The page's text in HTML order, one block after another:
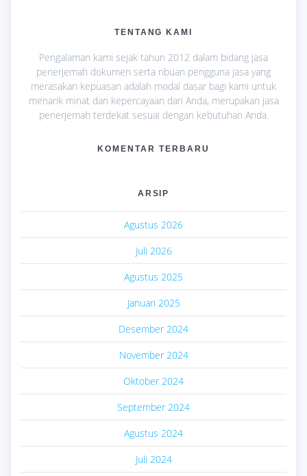
TENTANG KAMI
Pengalaman kami sejak tahun 2012 dalam bidang jasa
penerjemah dokumen serta ribuan pengguna jasa yang
merasakan kepuasan adalah modal dasar bagi kami untuk
menarik minat dan kepercayaan dari Anda, merupakan jasa
penerjemah terdekat sesuai dengan kebutuhan Anda.
KOMENTAR TERBARU
ARSIP
Agustus 2026
Juli 2026
Agustus 2025
Januari 2025
Desember 2024
November 2024
Oktober 2024
September 2024
Agustus 2024
Juli 2024